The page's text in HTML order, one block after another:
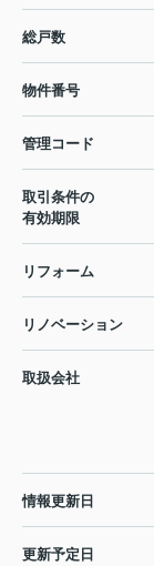
総戸数
物件番号
管理コード
取引条件の
有効期限
リフォーム
リノベーション
取扱会社
情報更新日
更新予定日